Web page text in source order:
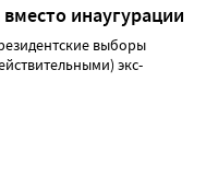
инаугурации
выборы
экс-